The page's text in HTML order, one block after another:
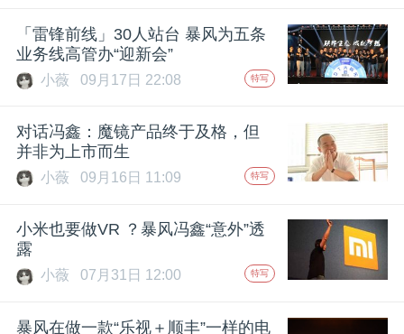
「雷锋前线」30人站台 暴风为五条
业务线高管办“迎新会”
小薇 09月17日 22:08 特写
对话冯鑫：魔镜产品终于及格，但
并非为上市而生
小薇 09月16日 11:09 特写
小米也要做VR ？暴风冯鑫“意外”透
露
小薇 07月31日 12:00 特写
暴风在做一款“乐视＋顺丰”一样的电